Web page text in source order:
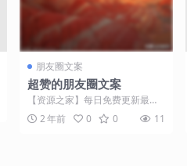
朋友圈文案
超赞的朋友圈文案
【资源之家】每日免费更新最热
门的副业项目资源 把摄像头对准
爱的所有 一个平常的下...
2 年前 0 0 11